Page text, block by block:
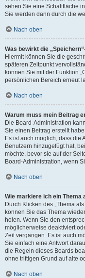
sehen Sie eine Schaltfläche
Sie werden dann durch die
Nach oben
Was bewirkt die
Hiermit können Sie die
späteren Zeitpunkt
können Sie mit der Funktion
persönlichen Bereich erneut
Nach oben
Warum muss mein Beitrag
Die Board-Administration
Sie einen Beitrag erstellt
Es ist auch möglich, dass die
Benutzern hinzugefügt hat,
möchte, bevor sie auf der
Board-Administration, wenn
Nach oben
Wie markiere ich ein Thema
Durch Klicken des „Thema
können Sie das Thema
holen. Wenn Sie den
möglicherweise deaktiviert
Zeit vergangen. Es ist auch
Sie einfach eine Antwort
die Regeln dieses Boards
ohne triftigen Grund auf alte
Nach oben